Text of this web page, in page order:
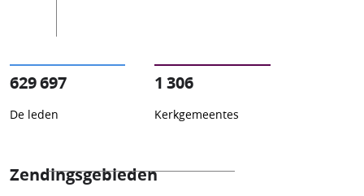
629 697
De leden
1 306
Kerkgemeentes
Zendingsgebieden